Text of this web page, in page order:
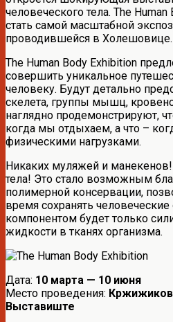
человеческого тела. The
стать самой масштабной
проводившейся в Холешовице.
The Human Body Exhibition
совершить уникальное
человеку. Будут детально
скелета, группы мышц,
наглядно продемонстрируют,
когда мы отдыхаем, а что –
физическими нагрузками.
Никаких муляжей и
тела! Это стало возможным
полимерной консервации,
время сохранять
компонентом будет только
жидкости в тканях организма.
Дата: 10 марта — 10 июня
Место проведения:
Выставиште